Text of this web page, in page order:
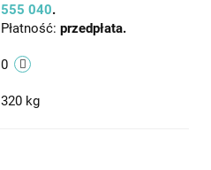
555 040.
Płatność: przedpłata.
0
320 kg